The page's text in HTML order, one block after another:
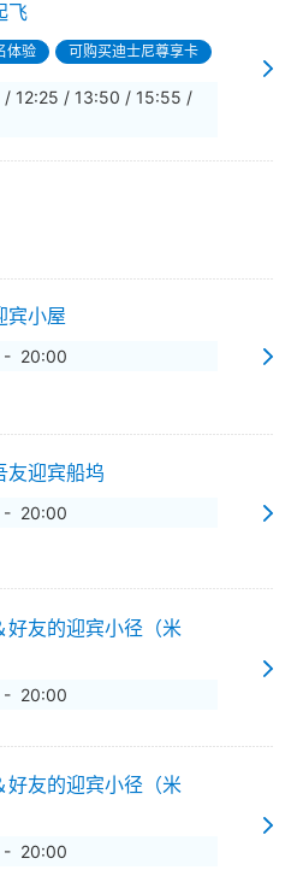
飞
体验 可购买迪士尼尊享卡
/ 12:25 / 13:50 / 15:55 /
宾小屋
20:00
友迎宾船坞
20:00
好友的迎宾小径（米
20:00
好友的迎宾小径（米
20:00